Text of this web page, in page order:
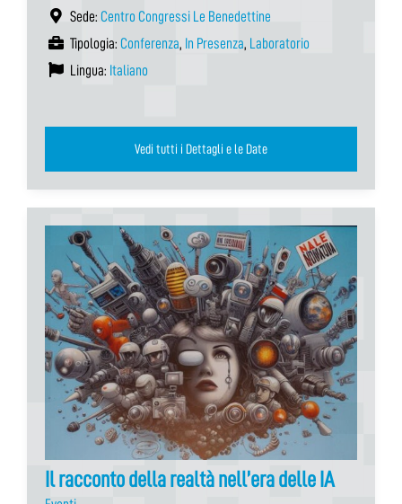
Sede: Centro Congressi Le Benedettine
Tipologia: Conferenza, In Presenza, Laboratorio
Lingua: Italiano
Vedi tutti i Dettagli e le Date
Il racconto della realtà nell’era delle IA